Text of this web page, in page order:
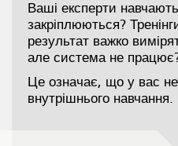
Ваші експерти
закріплюються?
результат важко
але система не
Це означає, що у вас
внутрішнього навчання.